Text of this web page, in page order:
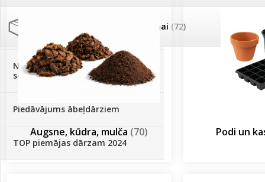
Palīglīdzekļi augu audzēšanai (72)
Klientu Diena
Novatec - izcils mēslošanai arī
sezonas otrajā pusē!
Piedāvājums ābeļdārziem
TOP piemājas dārzam 2024
Augsne, kūdra, mulča (70) Podi un